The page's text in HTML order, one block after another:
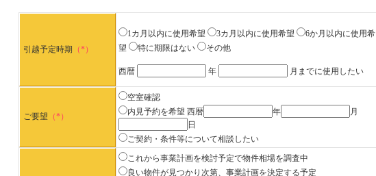
引越予定時期 （*）
1カ月以内に使用希望 3カ月以内に使用希望
6か月以内に使用希
望
特に期限はない その他
西暦 年 月までに使用したい
ご要望 （*）
空室確認
内見予約を希望 西暦 年
月
日
ご契約・条件等について相談したい
これから事業計画を検討予定で物件相場を調査中
良い物件が見つかり次第、事業計画を決定する予定